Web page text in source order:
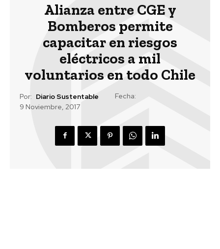
Alianza entre CGE y
Bomberos permite
capacitar en riesgos
eléctricos a mil
voluntarios en todo Chile
Por: Diario Sustentable
Fecha:
9 Noviembre, 2017